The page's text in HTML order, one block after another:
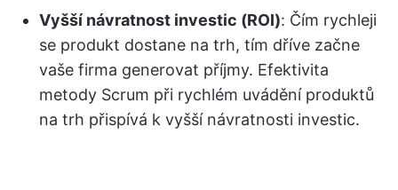
Vyšší návratnost investic (ROI): Čím rychleji
se produkt dostane na trh, tím dříve začne
vaše firma generovat příjmy. Efektivita
metody Scrum při rychlém uvádění produktů
na trh přispívá k vyšší návratnosti investic.